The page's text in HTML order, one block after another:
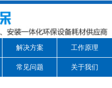
解决方案 工作原理
常见问题 关于我们